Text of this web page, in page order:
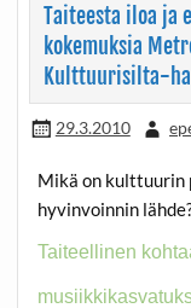
Taiteesta iloa ja
kokemuksia
Kulttuurisilta-
29.3.2010
Mikä on kulttuurin
hyvinvoinnin
Taiteellinen